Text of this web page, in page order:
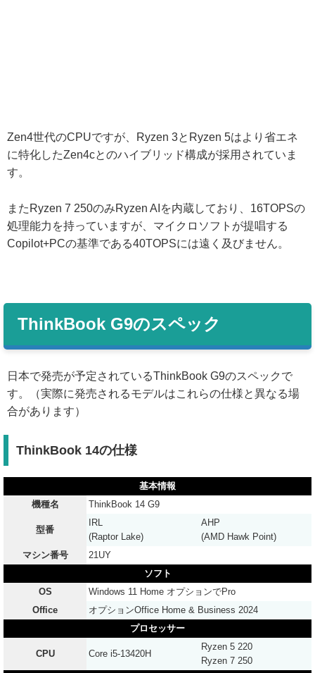
Zen4世代のCPUですが、Ryzen 3とRyzen 5はより省エネ
に特化したZen4cとのハイブリッド構成が採用されていま
す。
またRyzen 7 250のみRyzen AIを内蔵しており、16TOPSの
処理能力を持っていますが、マイクロソフトが提唱する
Copilot+PCの基準である40TOPSには遠く及びません。
ThinkBook G9のスペック
日本で発売が予定されているThinkBook G9のスペックで
す。（実際に発売されるモデルはこれらの仕様と異なる場
合があります）
ThinkBook 14の仕様
基本情報
機種名
ThinkBook 14 G9
型番
IRL
(Raptor Lake)
AHP
(AMD Hawk Point)
マシン番号
21UY
ソフト
OS
Windows 11 Home オプションでPro
Office
オプションOffice Home & Business 2024
プロセッサー
CPU Core i5-13420H
Ryzen 5 220
Ryzen 7 250